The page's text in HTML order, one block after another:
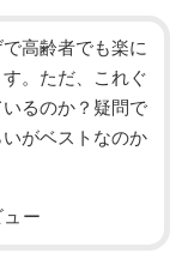
高齢者でも楽に
。ただ、これぐ
るのか？疑問で
がベストなのか
ー